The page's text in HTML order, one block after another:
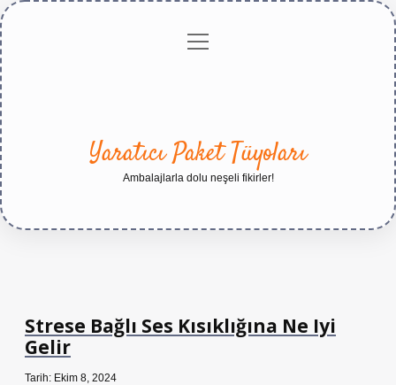
Gizlilikmenüyü
Yaratıcı Paket Tüyoları
Ambalajlarla dolu neşeli fikirler!
Strese Bağlı Ses Kısıklığına Ne Iyi
Gelir
Tarih: Ekim 8, 2024